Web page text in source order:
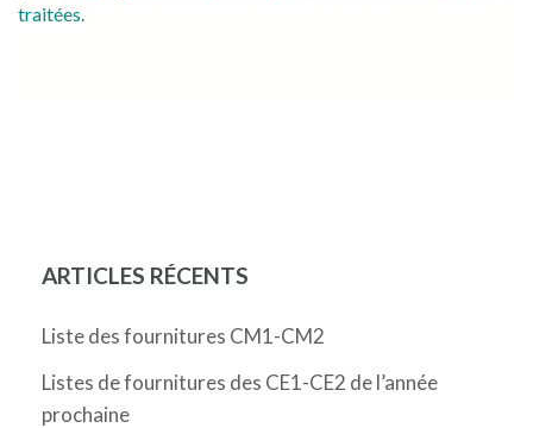
traitées
ARTICLES RÉCENTS
Liste des fournitures CM1-CM2
Listes de fournitures des CE1-CE2 de l’année
prochaine